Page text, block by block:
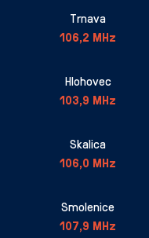
Trnava
106,2 MHz
Hlohovec
103,9 MHz
Skalica
106,0 MHz
Smolenice
107,9 MHz